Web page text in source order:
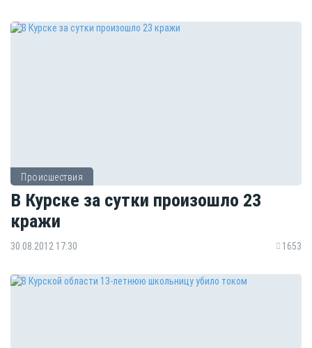
Происшествия
В Курске за сутки произошло 23
кражи
30.08.2012 17:30 1653